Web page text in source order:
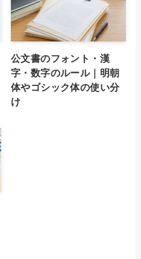
公文書のフォント・漢
字・数字のルール｜明朝
体やゴシック体の使い分
け